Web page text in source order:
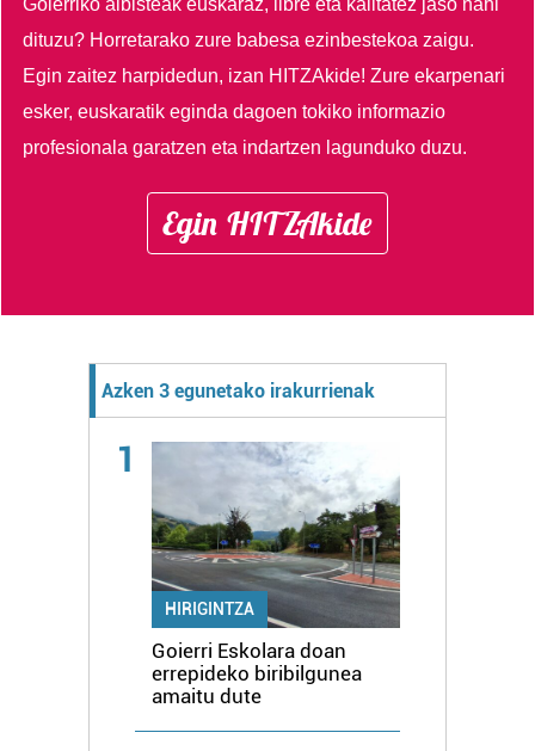
dituzu? Horretarako zure babesa ezinbestekoa zaigu.
Egin zaitez harpidedun, izan HITZAkide!Zure ekarpenari
esker, euskaratik eginda dagoen tokiko informazio
profesionala garatzen eta indartzen lagunduko duzu.
Egin HITZAkide
Azken 3 egunetako irakurrienak
1
HIRIGINTZA
Goierri Eskolara doan
errepideko biribilgunea
amaitu dute